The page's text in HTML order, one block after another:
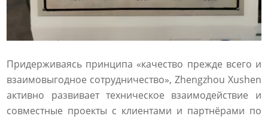
Придерживаясь принципа «качество прежде всего и
взаимовыгодное сотрудничество», Zhengzhou Xushen
активно развивает техническое взаимодействие и
совместные проекты с клиентами и партнёрами по